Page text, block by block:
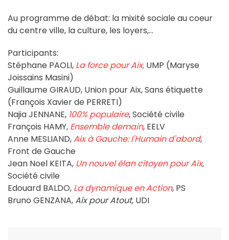
Au programme de débat: la mixité sociale au coeur
du centre ville, la culture, les loyers,...
Participants:
Stéphane PAOLI, La force pour Aix, UMP (Maryse
Joissains Masini)
Guillaume GIRAUD, Union pour Aix, Sans étiquette
(François Xavier de PERRETI)
Najia JENNANE, 100% populaire, Société civile
François HAMY, Ensemble demain, EELV
Anne MESLIAND,Aix à Gauche: l'Humain d'abord,
Front de Gauche
Jean Noel KEITA, Un nouvel élan citoyen pour Aix,
Société civile
Edouard BALDO, La dynamique en Action, PS
Bruno GENZANA,Aix pour Atout, UDI